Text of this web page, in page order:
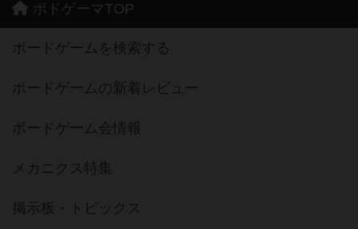
ボドゲーマTOP
ボードゲームを検索する
ボードゲームの新着レビュー
ボードゲーム会情報
メカニクス特集
掲示板・トピックス